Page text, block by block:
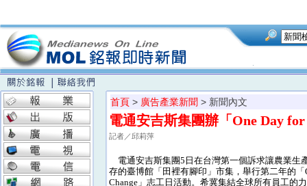
首頁 > 廣告產業新聞 > 新聞內文
電通安吉斯集團辦「One Day
記者／邱莉萍
電通安吉斯集團5日在台灣第一個訴求讓農業生
存的臺博館「田裡有腳印」市集，舉行第二年的「
Change」志工日活動。希冀集結全球所有員工的